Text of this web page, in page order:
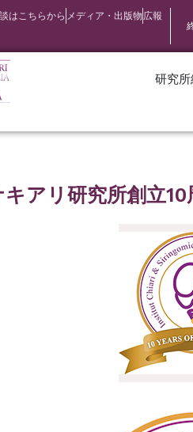
はこちらから メディア・出版物 広報
研究所
アリ研究所創立10